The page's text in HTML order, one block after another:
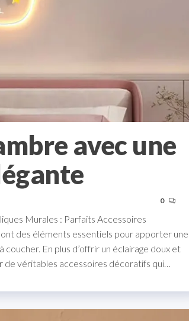
avec une
0
Murales : Parfaits Accessoires
des éléments essentiels pour apporter une
En plus d’offrir un éclairage doux et
de véritables accessoires décoratifs qui…